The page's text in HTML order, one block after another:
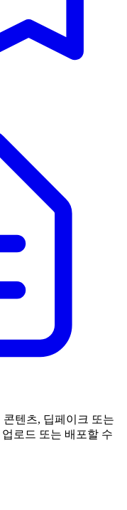
콘텐츠, 딥페이크 또는
로드 또는 배포할 수